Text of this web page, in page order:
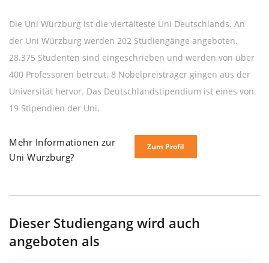
Die Uni Würzburg ist die viertälteste Uni Deutschlands. An
der Uni Würzburg werden 202 Studiengänge angeboten.
28.375 Studenten sind eingeschrieben und werden von über
400 Professoren betreut. 8 Nobelpreisträger gingen aus der
Universität hervor. Das Deutschlandstipendium ist eines von
19 Stipendien der Uni.
Mehr Informationen zur
Uni Würzburg?
Zum Profil
Dieser Studiengang wird auch
angeboten als